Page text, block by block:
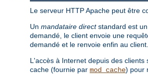
Le serveur HTTP Apache peut être
Un mandataire directstandard est
demandé, le client envoie une
demandé et le renvoie enfin au
L'accès à Internet depuis des
cache (fournie par mod_cache) pour